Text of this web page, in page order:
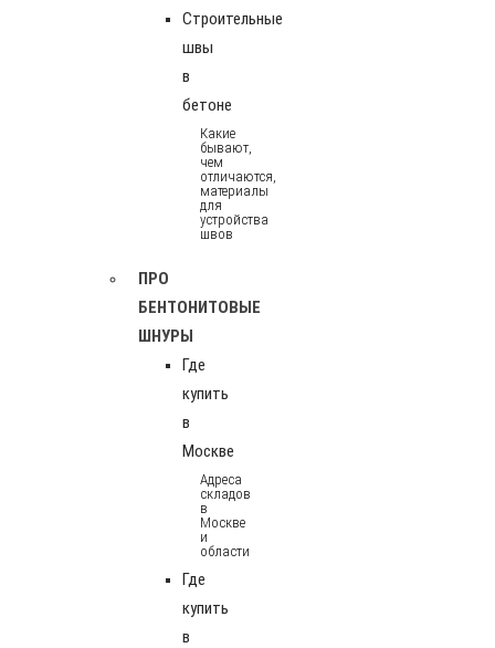
Строительные
швы
в
бетоне
Какие
бывают,
чем
отличаются,
материалы
для
устройства
швов
ПРО
БЕНТОНИТОВЫЕ
ШНУРЫ
Где
купить
в
Москве
Адреса
складов
в
Москве
и
области
Где
купить
в